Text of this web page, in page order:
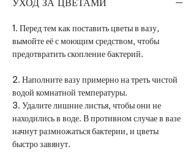
УХОД ЗА ЦВЕТАМИ
1. Перед тем как поставить цветы в вазу,
вымойте её с моющим средством, чтобы
предотвратить скопление бактерий.
2. Наполните вазу примерно на треть чистой
водой комнатной температуры.
3. Удалите лишние листья, чтобы они не
находились в воде. В противном случае в вазе
начнут размножаться бактерии, и цветы
быстро завянут.